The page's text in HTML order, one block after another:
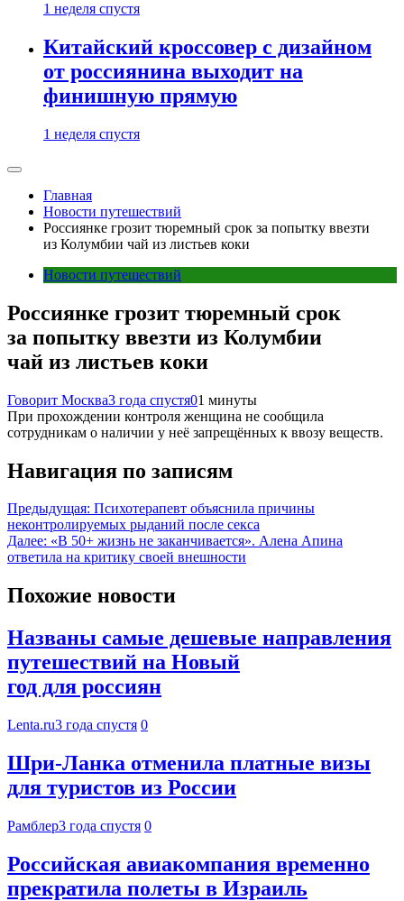
1 неделя спустя
Китайский кроссовер с дизайном
от россиянина выходит на
финишную прямую
1 неделя спустя
Главная
Новости путешествий
Россиянке грозит тюремный срок за попытку ввезти
из Колумбии чай из листьев коки
Новости путешествий
Россиянке грозит тюремный срок
за попытку ввезти из Колумбии
чай из листьев коки
Говорит Москва3 года спустя01 минуты
При прохождении контроля женщина не сообщила
сотрудникам о наличии у неё запрещённых к ввозу веществ.
Навигация по записям
Предыдущая: Психотерапевт объяснила причины
неконтролируемых рыданий после секса
Далее: «В 50+ жизнь не заканчивается». Алена Апина
ответила на критику своей внешности
Похожие новости
Названы самые дешевые направления
путешествий на Новый
год для россиян
Lenta.ru3 года спустя 0
Шри-Ланка отменила платные визы
для туристов из России
Рамблер3 года спустя 0
Российская авиакомпания временно
прекратила полеты в Израиль